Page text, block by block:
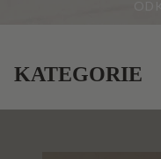
KATEGORIE